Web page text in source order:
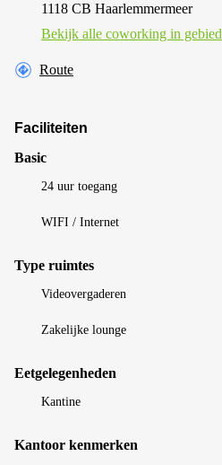
1118 CB Haarlemmermeer
Bekijk alle сoworking in gebied
Route
Faciliteiten
Basic
24 uur toegang
WIFI / Internet
Type ruimtes
Videovergaderen
Zakelijke lounge
Eetgelegenheden
Kantine
Kantoor kenmerken